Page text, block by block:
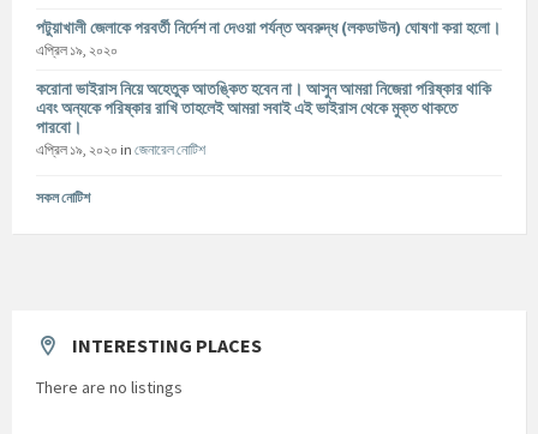
পটুয়াখালী জেলাকে পরবর্তী নির্দেশ না দেওয়া পর্যন্ত অবরুদ্ধ (লকডাউন) ঘোষণা করা হলো।
এপ্রিল ১৯, ২০২০
করোনা ভাইরাস নিয়ে অহেতুক আতঙ্কিত হবেন না। আসুন আমরা নিজেরা পরিষ্কার থাকি
এবং অন্যকে পরিষ্কার রাখি তাহলেই আমরা সবাই এই ভাইরাস থেকে মুক্ত থাকতে
পারবো।
এপ্রিল ১৯, ২০২০ in জেনারেল নোটিশ
সকল নোটিশ
INTERESTING PLACES
There are no listings